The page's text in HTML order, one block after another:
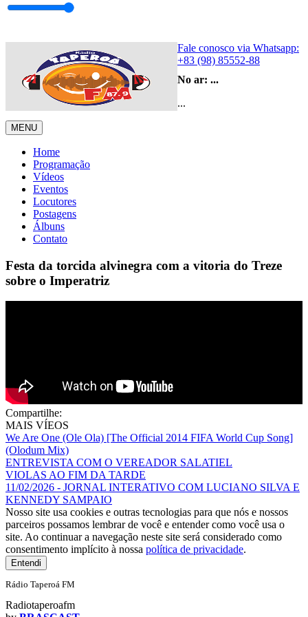
Fale conosco via Whatsapp:
+83 (98) 85552-88
No ar: ...
...
MENU
Home
Programação
Vídeos
Eventos
Locutores
Postagens
Álbuns
Contato
Festa da torcida alvinegra com a vitoria do Treze
sobre o Imperatriz
Compartilhe:
MAIS VÍEOS
We Are One (Ole Ola) [The Official 2014 FIFA World Cup Song]
(Olodum Mix)
ENTREVISTA COM O VEREADOR SALATIEL
VIOLAS AO FIM DA TARDE
11/02/2026 - JORNAL INTERATIVO COM LUCIANO SILVA E
KENNEDY SAMPAIO
Nosso site usa cookies e outras tecnologias para que nós e nossos
parceiros possamos lembrar de você e entender como você usa o
site. Ao continuar a navegação neste site será considerado como
consentimento implícito à nossa política de privacidade.
Entendi
Rádio Taperoá FM
Radiotaperoafm